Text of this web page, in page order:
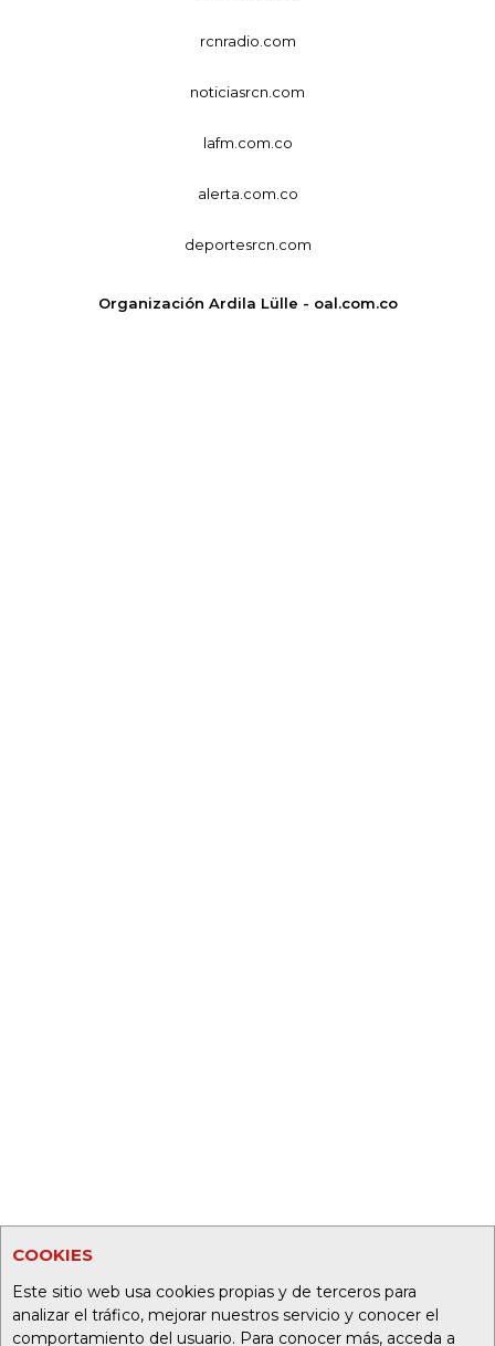
COOKIES
Este sitio web usa cookies propias y de terceros para
analizar el tráfico, mejorar nuestros servicio y conocer el
comportamiento del usuario. Para conocer más, acceda a
rcnradio.com
noticiasrcn.com
lafm.com.co
alerta.com.co
deportesrcn.com
Organización Ardila Lülle - oal.com.co